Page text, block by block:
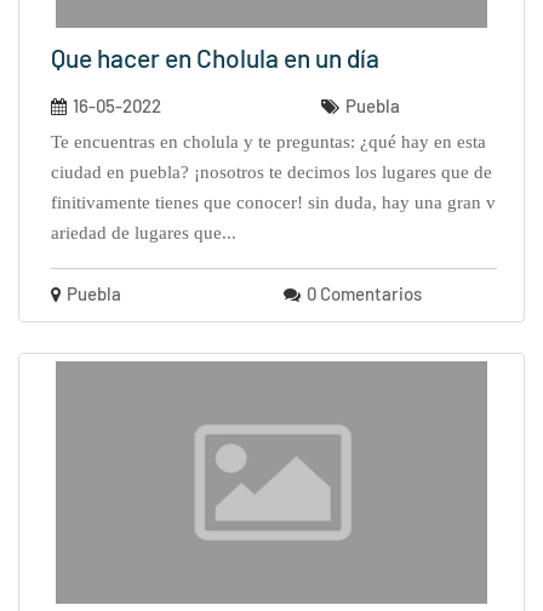
Que hacer en Cholula en un día
16-05-2022 Puebla
te encuentras en cholula y te preguntas: ¿qué hay en esta
ciudad en puebla? ¡nosotros te decimos los lugares que de
finitivamente tienes que conocer! sin duda, hay una gran v
ariedad de lugares que...
Puebla 0 Comentarios